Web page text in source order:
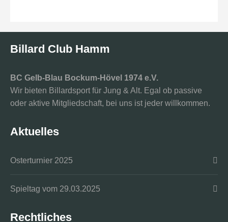
Billard Club Hamm
BC Gelb-Blau Bockum-Hövel 1974 e.V.
Wir bieten Billardsport für Jung & Alt. Egal ob passive
oder aktive Mitgliedschaft, bei uns ist jeder willkommen.
Aktuelles
Osterturnier 2025
Spieltag vom 29.03.2025
Rechtliches